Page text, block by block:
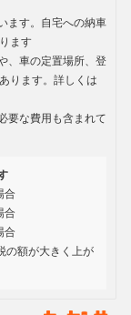
ます。自宅への納車
ます
、車の定置場所、登
ります。詳しくは
要な費用も含まれて
合
合
合
の額が大きく上が